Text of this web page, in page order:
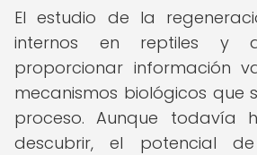
El estudio de la
internos en reptiles y
proporcionar información
mecanismos biológicos que
proceso. Aunque todavía
descubrir, el potencial